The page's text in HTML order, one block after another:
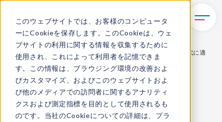
このウェブサイトでは、お客様のコンピュータ
ーにCookieを保存します。このCookieは、ウェ
ブサイトの利用に関する情報を収集するために
使用され、これによって利用者を記憶できま
す。この情報は、ブラウジング環境の改善およ
びカスタマイズ、およびこのウェブサイトおよ
び他のメディアでの訪問者に関するアナリティ
クスおよび測定指標を目的として使用されるも
のです。当社のCookieについての詳細は、 プラ
TOP
レポート・ライブラリ
AIコンバージェンスにどう対峙するか - 企業がポストDX時代に適
応するための要件 -
ITR Review